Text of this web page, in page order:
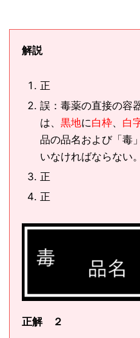
解説
正
誤：毒薬の直接の容
は、 黒地に白枠、 白
品の品名および「毒
いなければならない。
正
正
正解 ２